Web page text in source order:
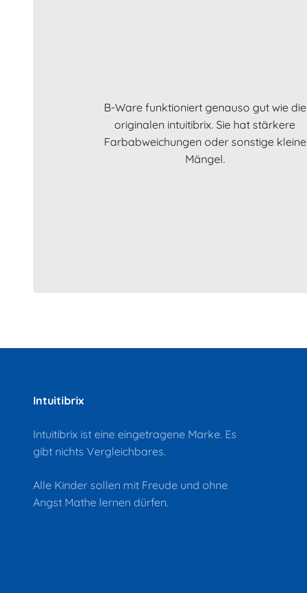
B-Ware funktioniert genauso gut wie die
originalen intuitibrix. Sie hat stärkere
Farbabweichungen oder sonstige kleine
Mängel.
Intuitibrix
Intuitibrix ist eine eingetragene Marke. Es
gibt nichts Vergleichbares.
Alle Kinder sollen mit Freude und ohne
Angst Mathe lernen dürfen.